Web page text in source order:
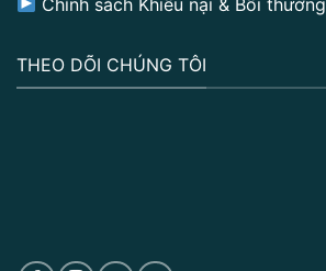
THEO DÕI CHÚNG TÔI